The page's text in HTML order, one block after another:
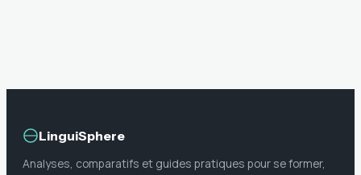
LinguiSphere
Analyses, comparatifs et guides pratiques pour se former,